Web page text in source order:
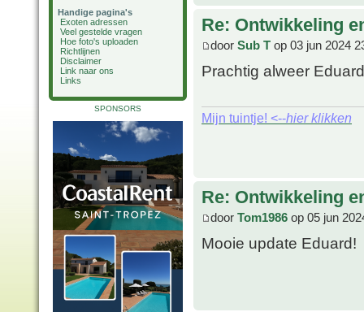
Handige pagina's
Exoten adressen
Veel gestelde vragen
Hoe foto's uploaden
Richtlijnen
Disclaimer
Link naar ons
Links
SPONSORS
Re: Ontwikkeling
door Sub T op 03 jun 2024
Prachtig alweer
Mijn tuintje! <--hier klikken
Re: Ontwikkeling
door Tom1986 op 05 jun
Mooie update Eduard!